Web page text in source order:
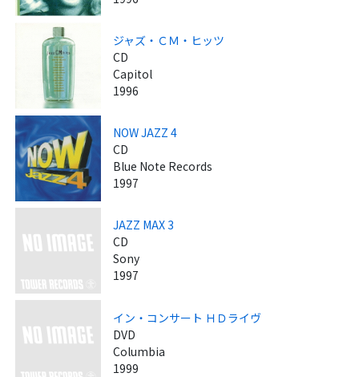
ジャズ・ＣＭ・ヒッツ
CD
Capitol
1996
NOW JAZZ 4
CD
Blue Note Records
1997
JAZZ MAX 3
CD
Sony
1997
イン・コンサート ＨＤライヴ
DVD
Columbia
1999